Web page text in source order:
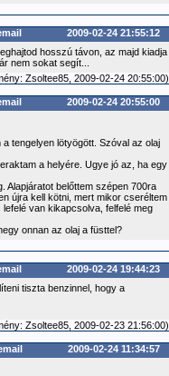
2009-02-24 21:55:12
hosszú távon, az majd kiadja
nem sokat segít...
Zsoltee85, 2009-02-24 20:55:00)
2009-02-24 20:55:00
tengelyen lötyögött. Szóval az olaj
a helyére. Ugye jó az, ha egy
Alapjáratot belőttem szépen 700ra
újra kell kötni, mert mikor cseréltem
van kikapcsolva, felfelé meg
onnan az olaj a füsttel?
2009-02-24 19:44:23
tiszta benzinnel, hogy a
Zsoltee85, 2009-02-23 21:56:00)
2009-02-24 11:34:57